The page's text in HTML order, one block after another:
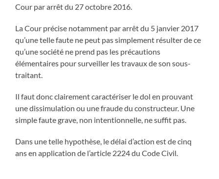
Cour par arrêt du 27 octobre 2016.
La Cour précise notamment par arrêt du 5 janvier 2017
qu’une telle faute ne peut pas simplement résulter de ce
qu’une société ne prend pas les précautions
élémentaires pour surveiller les travaux de son sous-
traitant.
Il faut donc clairement caractériser le dol en prouvant
une dissimulation ou une fraude du constructeur. Une
simple faute grave, non intentionnelle, ne suffit pas.
Dans une telle hypothèse, le délai d’action est de cinq
ans en application de l’article 2224 du Code Civil.